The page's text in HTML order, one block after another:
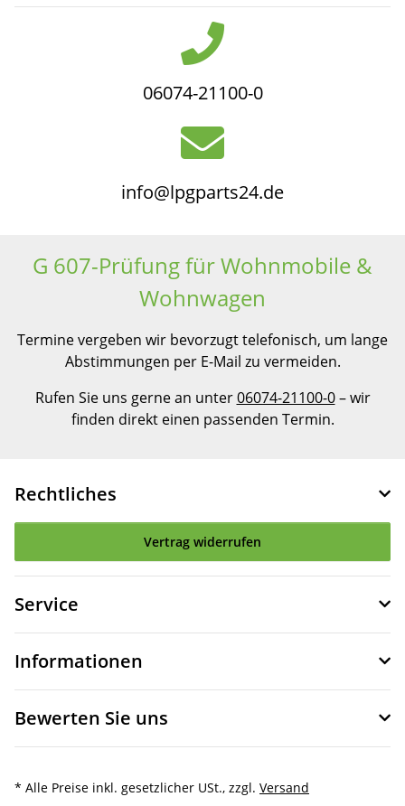
06074-21100-0
info@lpgparts24.de
G 607-Prüfung für Wohnmobile &
Wohnwagen
Termine vergeben wir bevorzugt telefonisch, um lange
Abstimmungen per E-Mail zu vermeiden.
Rufen Sie uns gerne an unter06074-21100-0– wir
finden direkt einen passenden Termin.
Rechtliches
Vertrag widerrufen
Service
Informationen
Bewerten Sie uns
* Alle Preise inkl. gesetzlicher USt., zzgl. Versand